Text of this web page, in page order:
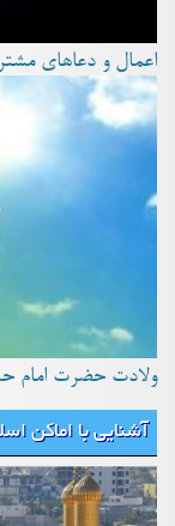
اعمال و دعاهای
ولادت حضرت امام
آشنایی با اماکن